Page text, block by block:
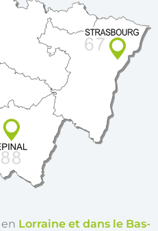
Lorraine et dans le Bas-